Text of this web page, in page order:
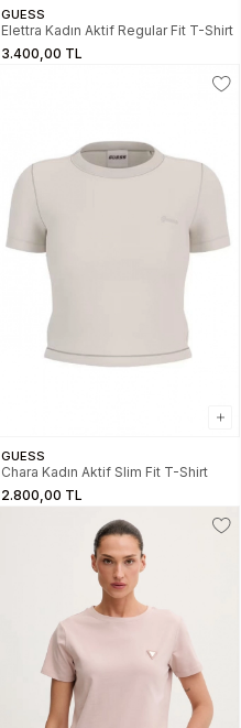
GUESS
Elettra Kadın Aktif Regular Fit T-Shirt
3.400,00 TL
GUESS
Chara Kadın Aktif Slim Fit T-Shirt
2.800,00 TL